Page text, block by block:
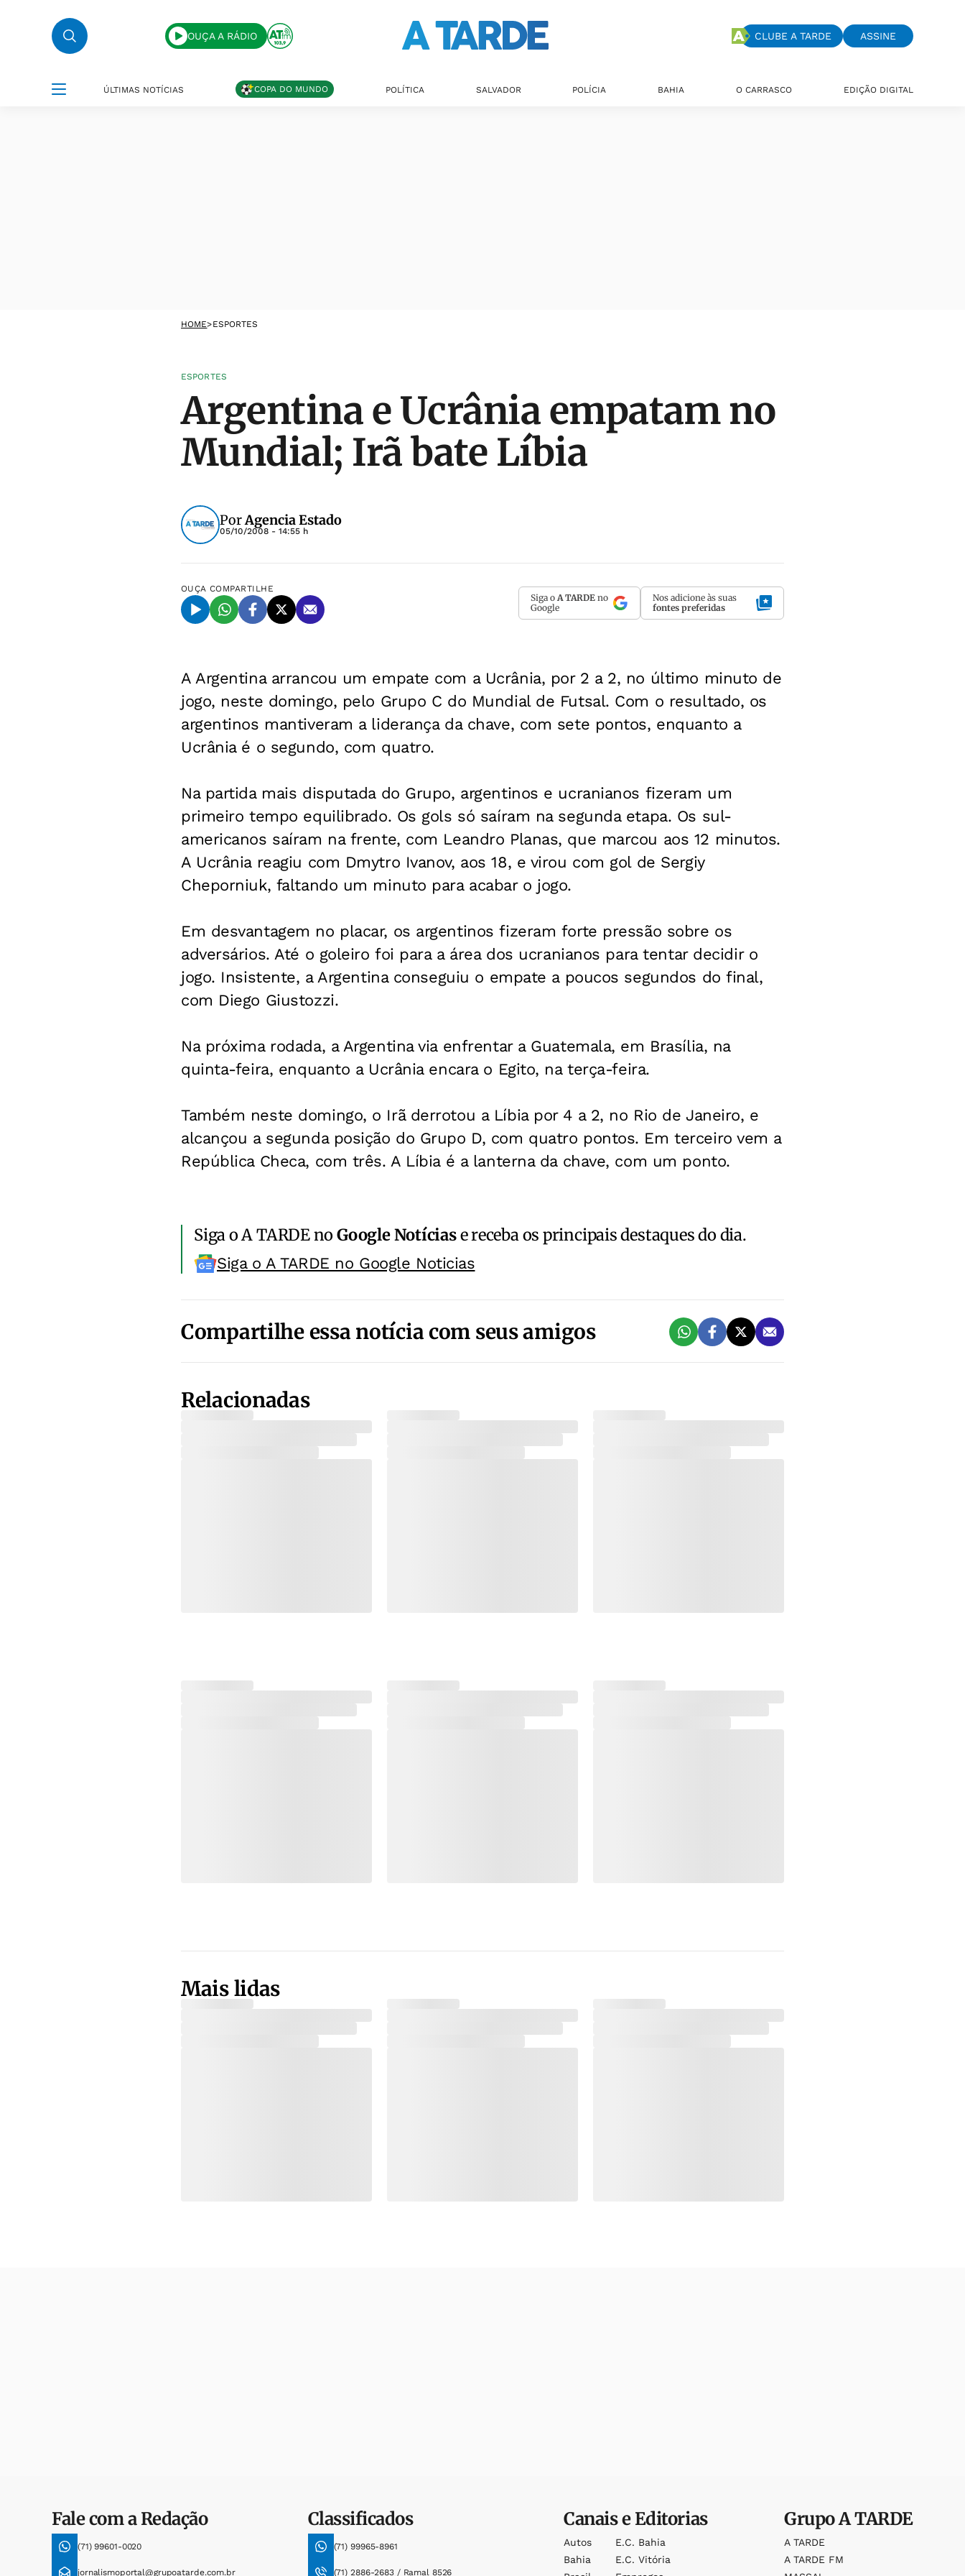
OUÇA A RÁDIO CLUBE A TARDE ASSINE
ÚLTIMAS NOTÍCIAS COPA DO MUNDO POLÍTICA SALVADOR POLÍCIA BAHIA O CARRASCO EDIÇÃO DIGITAL
HOME>ESPORTES
ESPORTES
Argentina e Ucrânia empatam no
Mundial; Irã bate Líbia
PorAgencia Estado
05/10/2008 - 14:55 h
OUÇA COMPARTILHE
Siga o A TARDE no
Google
Nos adicione às suas
fontes preferidas
A Argentina arrancou um empate com a Ucrânia, por 2 a 2, no último minuto de
jogo, neste domingo, pelo Grupo C do Mundial de Futsal. Com o resultado, os
argentinos mantiveram a liderança da chave, com sete pontos, enquanto a
Ucrânia é o segundo, com quatro.
Na partida mais disputada do Grupo, argentinos e ucranianos fizeram um
primeiro tempo equilibrado. Os gols só saíram na segunda etapa. Os sul-
americanos saíram na frente, com Leandro Planas, que marcou aos 12 minutos.
A Ucrânia reagiu com Dmytro Ivanov, aos 18, e virou com gol de Sergiy
Cheporniuk, faltando um minuto para acabar o jogo.
Em desvantagem no placar, os argentinos fizeram forte pressão sobre os
adversários. Até o goleiro foi para a área dos ucranianos para tentar decidir o
jogo. Insistente, a Argentina conseguiu o empate a poucos segundos do final,
com Diego Giustozzi.
Na próxima rodada, a Argentina via enfrentar a Guatemala, em Brasília, na
quinta-feira, enquanto a Ucrânia encara o Egito, na terça-feira.
Também neste domingo, o Irã derrotou a Líbia por 4 a 2, no Rio de Janeiro, e
alcançou a segunda posição do Grupo D, com quatro pontos. Em terceiro vem a
República Checa, com três. A Líbia é a lanterna da chave, com um ponto.
Siga o A TARDE noGoogle Notíciase receba os principais destaques do dia.
Siga o A TARDE no Google Noticias
Compartilhe essa notícia com seus amigos
Relacionadas
Mais lidas
Fale com a Redação
(71) 99601-0020
jornalismoportal@grupoatarde.com.br
Classificados
(71) 99965-8961
(71) 2886-2683 / Ramal 8526
Canais e Editorias
Autos
Bahia
E.c. Bahia
E.c. Vitória
GrupoA TARDE
A TARDE
A TARDE FM